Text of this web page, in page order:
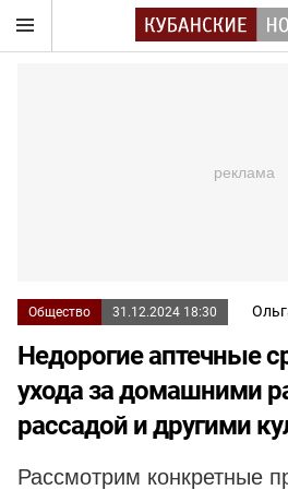
Общество 31.12.2024 18:30
Недорогие аптечные
ухода за домашними
рассадой и другими
Рассмотрим конкретные